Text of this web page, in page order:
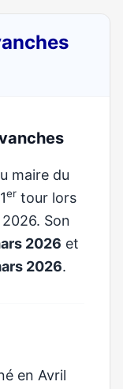
maire du
er tour lors
Son
2026 et
2026.
en Avril